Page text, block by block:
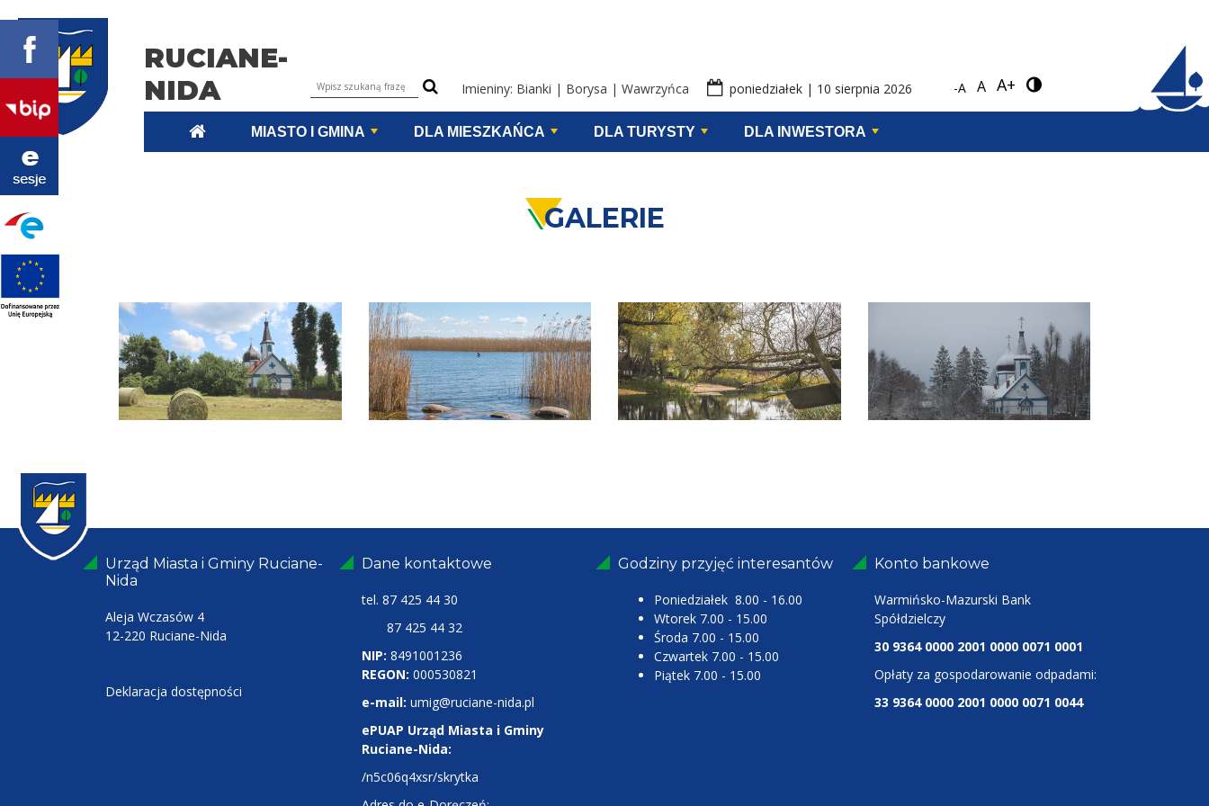
RUCIANE-
NIDA
Wyszukiwarka treści na stronieImieniny: Bianki | Borysa | Wawrzyńca poniedziałek | 10 sierpnia 2026 -A A A+
MIASTO I GMINA DLA MIESZKAŃCA DLA TURYSTY DLA INWESTORA
GALERIE
Urząd Miasta i Gminy Ruciane-
Nida
Aleja Wczasów 4
12-220 Ruciane-Nida
Deklaracja dostępności
Dane kontaktowe
tel. 87 425 44 30
87 425 44 32
NIP: 8491001236
REGON: 000530821
e-mail: umig@ruciane-nida.pl
ePUAP Urząd Miasta i Gminy
Ruciane-Nida:
/n5c06q4xsr/skrytka
Godziny przyjęć interesantów
Poniedziałek 8.00 - 16.00
Wtorek 7.00 - 15.00
Środa 7.00 - 15.00
Czwartek 7.00 - 15.00
Piątek 7.00 - 15.00
Konto bankowe
Warmińsko-Mazurski Bank
Spółdzielczy
30 9364 0000 2001 0000 0071 0001
Opłaty za gospodarowanie odpadami:
33 9364 0000 2001 0000 0071 0044